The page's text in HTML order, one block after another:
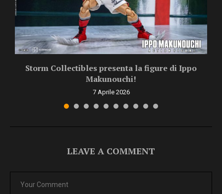
Storm Collectibles presenta la figure di Ippo
Makunouchi!
7 Aprile 2026
LEAVE A COMMENT